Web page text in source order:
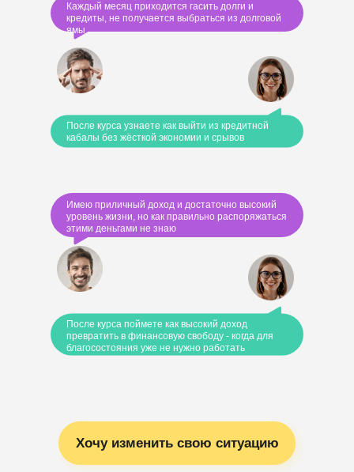
Каждый месяц приходится гасить долги и
кредиты, не получается выбраться из долговой
ямы
После курса узнаете как выйти из кредитной
кабалы без жёсткой экономии и срывов
Хочу изменить свою ситуацию
Имею приличный доход и достаточно высокий
уровень жизни, но как правильно распоряжаться
этими деньгами не знаю
После курса поймете как высокий доход
превратить в финансовую свободу - когда для
благосостояния уже не нужно работать